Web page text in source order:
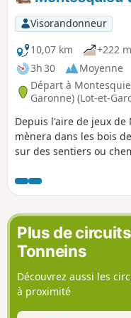
Visorandonneur
10,07 km
+222 m
3h 30
Moyenne
Départ à
Garonne) (Lot-et-
Depuis l'aire de jeux
mènera dans les bois
sur des sentiers ou
Plus de
Tonneins
Découvrez aussi les
à proximité